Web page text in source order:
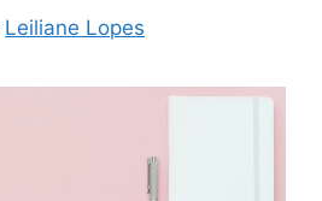
Leiliane Lopes